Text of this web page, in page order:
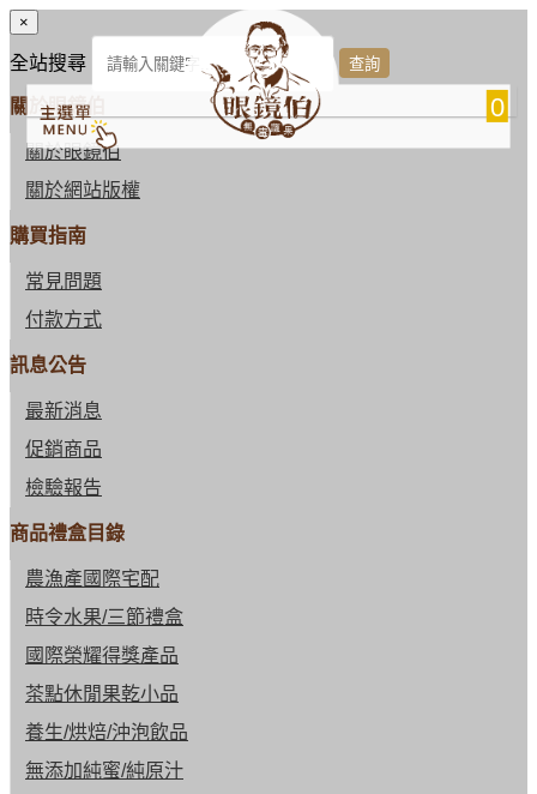
0
×
全站搜尋
關於眼鏡伯
關於眼鏡伯
關於網站版權
購買指南
常見問題
付款方式
訊息公告
最新消息
促銷商品
檢驗報告
商品禮盒目錄
農漁產國際宅配
時令水果/三節禮盒
國際榮耀得獎產品
茶點休閒果乾小品
養生/烘焙/沖泡飲品
無添加純蜜/純原汁